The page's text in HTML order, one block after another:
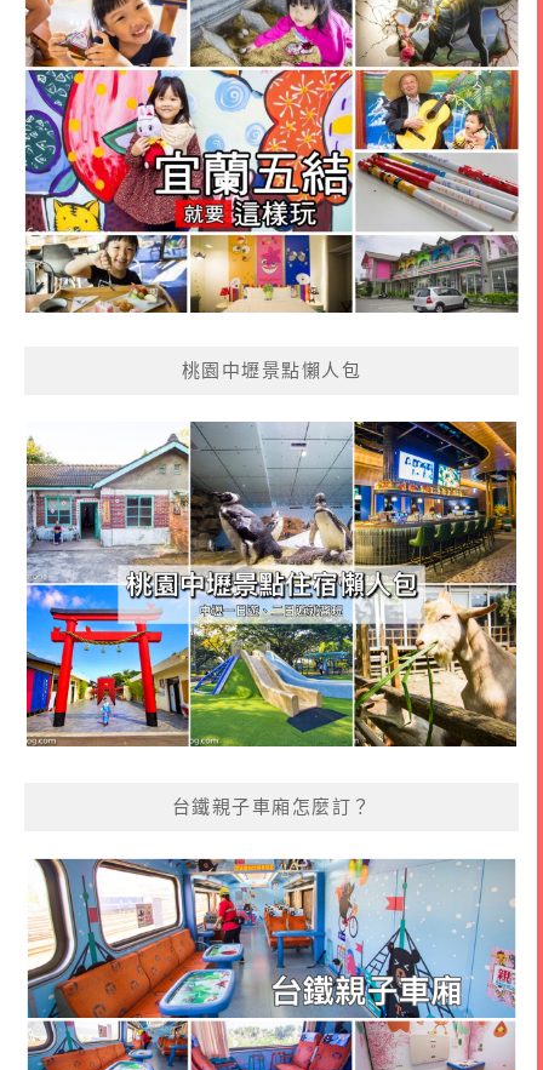
桃園中壢景點懶人包
台鐵親子車廂怎麼訂？